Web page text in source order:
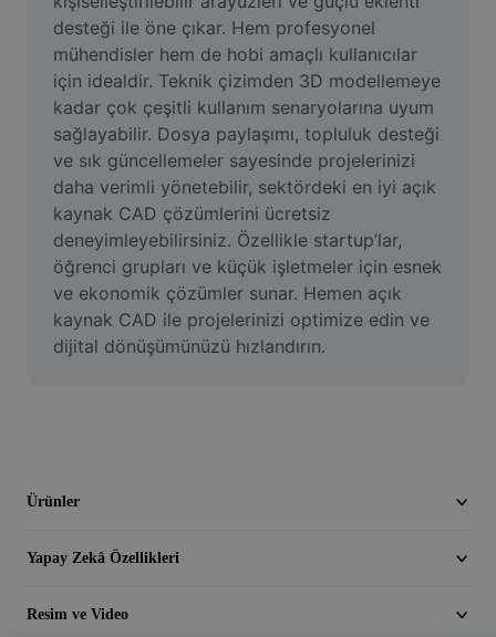
AI Inpainting
Face Cutout
Video
Video arka planını kaldırma
Kaliteyi artır
Video Düzenleyici
Videoyu Kesme
desteği ile öne çıkar. Hem profesyonel
mühendisler hem de hobi amaçlı kullanıcılar
için idealdir. Teknik çizimden 3D modellemeye
kadar çok çeşitli kullanım senaryolarına uyum
sağlayabilir. Dosya paylaşımı, topluluk desteği
ve sık güncellemeler sayesinde projelerinizi
daha verimli yönetebilir, sektördeki en iyi açık
kaynak CAD çözümlerini ücretsiz
deneyimleyebilirsiniz. Özellikle startup’lar,
öğrenci grupları ve küçük işletmeler için esnek
ve ekonomik çözümler sunar. Hemen açık
kaynak CAD ile projelerinizi optimize edin ve
dijital dönüşümünüzü hızlandırın.
Ürünler
Yapay Zekâ Özellikleri
Resim ve Video